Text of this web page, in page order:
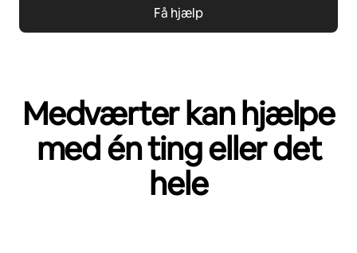
Få hjælp
Medværter kan hjælpe
med én ting eller det
hele